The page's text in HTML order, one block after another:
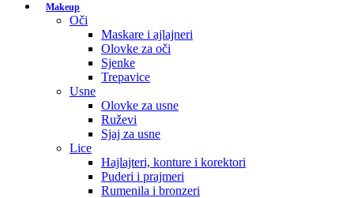
Makeup
Oči
Maskare i ajlajneri
Olovke za oči
Sjenke
Trepavice
Usne
Olovke za usne
Ruževi
Sjaj za usne
Lice
Hajlajteri, konture i korektori
Puderi i prajmeri
Rumenila i bronzeri